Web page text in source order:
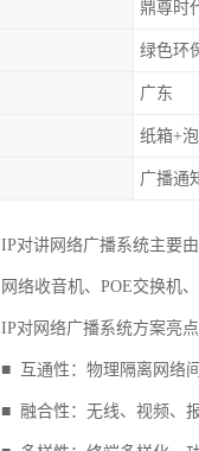
鼎尊时
绿色环
广东
纸箱+
广播通
IP对讲网络广播系统主要
网络收音机、POE交换机
IP对网络广播系统方案亮点
■ 互通性：物理隔离网络
■ 融合性：无线、视频、